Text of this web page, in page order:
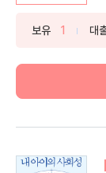
보유 1 대